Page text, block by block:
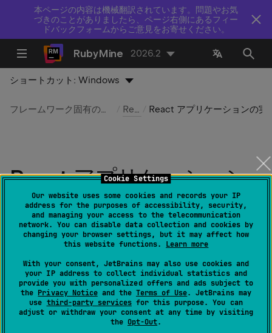
Cookie Settings
Our website uses some cookies and records your IP
address for the purposes of accessibility, security,
and managing your access to the telecommunication
network. You can disable data collection and cookies by
changing your browser settings, but it may affect how
this website functions. Learn more
With your consent, JetBrains may also use cookies and
your IP address to collect individual statistics and
provide you with personalized offers and ads subject to
the Privacy Noticeand the Terms of Use. JetBrains may
use third-party servicesfor this purpose. You can
adjust or withdraw your consent at any time by visiting
the Opt-Out.
本ページの内容は機械翻訳されています。問題やお気
づきのことがありましたら、ページ右側にあるフィー
ドバックフォームからご意見をお寄せください。
RubyMine 2026.2
ショートカット:Windows
フレームワーク固有のガイドライン React
React アプリケーション
の実行とデバッグ
最終更新日： 2026 年 7 月 14 日
React アプリケーションを実行
する